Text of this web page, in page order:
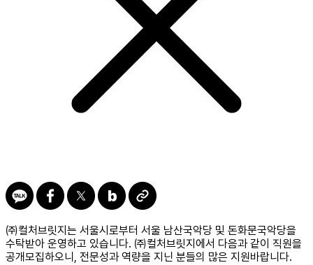
㈜컬처브릿지는 서울시로부터 서울 남산국악당 및 돈화문국악당을
수탁받아 운영하고 있습니다. ㈜컬처브릿지에서 다음과 같이 직원을
공개모집하오니, 전문성과 역량을 지닌 분들의 많은 지원바랍니다.